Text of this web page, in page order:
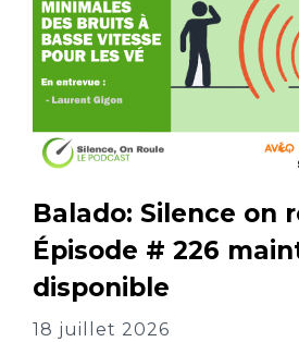
Balado: Silence on
Épisode # 226
disponible
18 juillet 2026